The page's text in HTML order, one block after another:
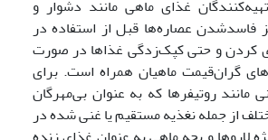
غذای ماهی مانند دشوار و
فاسدشدن عصاره‌ها قبل از استفاده در
کردن و حتی کپک‌زدگی غذاها در صورت
گران‌قیمت ماهیان همراه است. برای
مانند روتیفرها که به عنوان بی‌مهرگان
از جمله نغذیه مستقیم یا غنی شده در